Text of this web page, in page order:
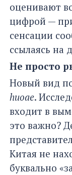
оценивают
цифрой —
сенсации
ссылаясь на
Не просто
Новый вид
huoae.
входит в
это важно?
Китая не
буквально